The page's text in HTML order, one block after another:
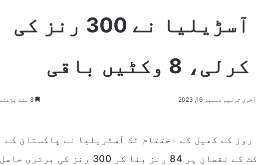
پرتھ ٹیسٹ، آسڑیلیا نے 300 رنز کی
باقی
آخری ترمیم دسمبر 16, 2023 3 منٹ پڑھنے میں
روز کے کھیل کے اختتام تک آسٹریلیا نے پاکستان کے
خلاف دوسری اننگ میں 2 وکٹ کے نقصان پر 84 رنز بنا کر 300 رنز کی برتری حاصل